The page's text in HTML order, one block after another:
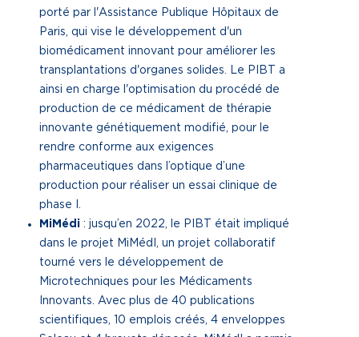
porté par l'Assistance Publique Hôpitaux de
Paris, qui vise le développement d'un
biomédicament innovant pour améliorer les
transplantations d'organes solides. Le PIBT a
ainsi en charge l'optimisation du procédé de
production de ce médicament de thérapie
innovante génétiquement modifié, pour le
rendre conforme aux exigences
pharmaceutiques dans l’optique d’une
production pour réaliser un essai clinique de
phase I.
MiMédi : jusqu’en 2022, le PIBT était impliqué
dans le projet MiMédI, un projet collaboratif
tourné vers le développement de
Microtechniques pour les Médicaments
Innovants. Avec plus de 40 publications
scientifiques, 10 emplois créés, 4 enveloppes